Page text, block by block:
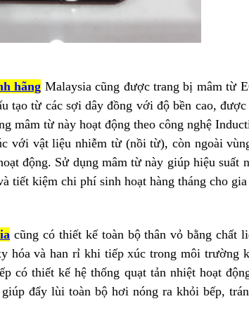
hãng Malaysia cũng được trang bị mâm từ
tạo từ các sợi dây đồng với độ bền cao,
mâm từ này hoạt động theo công nghệ
với vật liệu nhiễm từ (nồi từ), còn ngoài
động. Sử dụng mâm từ này giúp hiệu
tiết kiệm chi phí sinh hoạt hàng tháng cho
cũng có thiết kế toàn bộ thân vỏ bằng chất
hóa và han rỉ khi tiếp xúctrong môi trường
có thiết kế hệ thống quạt tản nhiệt hoạt
giúp đẩy lùi toàn bộ hơi nóng ra khỏi bếp,